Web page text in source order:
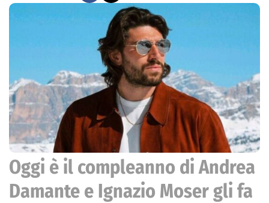
Oggi è il compleanno di Andrea
Damante e Ignazio Moser gli fa